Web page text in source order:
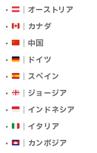
｜オーストリア
｜カナダ
｜中国
｜ドイツ
｜スペイン
｜ジョージア
｜インドネシア
｜イタリア
｜カンボジア